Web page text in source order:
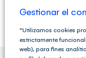
Gestionar el
“Utilizamos cookies
estrictamente
web), para fines